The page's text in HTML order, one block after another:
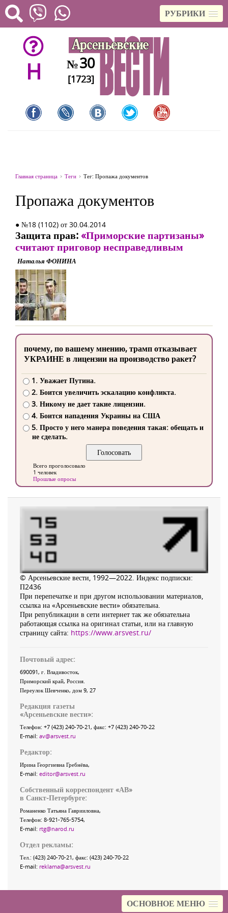
РУБРИКИ
ОСНОВНОЕ МЕНЮ
H №30
[1723]
Главная страница Теги Тег: Пропажа документов
Пропажа документов
● №18 (1102) от 30.04.2014
Защита прав:«Приморские партизаны»
считают приговор несправедливым
Наталья ФОНИНА
почему, по вашему мнению, трамп отказывает
УКРАИНЕ в лицензии на производство ракет?
1. Уважает Путина.
2. Боится увеличить эскалацию конфликта.
3. Никому не дает такие лицензии.
4. Боится нападения Украины на США
5. Просто у него манера поведения такая: обещать и
не сделать.
Всего проголосовало
1 человек
Прошлые опросы
© Арсеньевские вести, 1992—2022. Индекс подписки:
П2436
При перепечатке и при другом использовании материалов,
ссылка на «Арсеньевские вести» обязательна.
При републикации в сети интернет так же обязательна
работающая ссылка на оригинал статьи, или на главную
страницу сайта: https://www.arsvest.ru/
Почтовый адрес:
690091, г. Владивосток,
Приморский край, Россия
Переулок Шевченко, дом 9, 27
Редакция газеты
«Арсеньевские вести»:
Телефон: +7 (423) 240-70-21, факс: +7 (423) 240-70-22
E-mail: av@arsvest.ru
Редактор:
Ирина Георгиевна Гребнёва,
E-mail: editor@arsvest.ru
Собственный корреспондент «АВ»
в Санкт-Петербурге:
Романенко Татьяна Гаврииловна,
Телефон: 8-921-765-5754,
E-mail: rtg@narod.ru
Отдел рекламы:
Тел.: (423) 240-70-21, факс: (423) 240-70-22
E-mail: reklama@arsvest.ru